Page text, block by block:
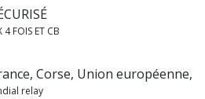
4 FOIS ET CB
Corse, Union européenne,
relay